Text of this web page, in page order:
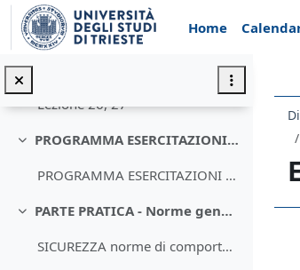
Vai al contenuto principale
Home
Lezione 22, 23
Lezione 26, 27
Minimizza
PROGRAMMA ESERCITAZIONI IN LABORATORIO
PROGRAMMA ESERCITAZIONI DI LABORATORIO
Minimizza
PARTE PRATICA - Norme generali
SICUREZZA norme di comportamento